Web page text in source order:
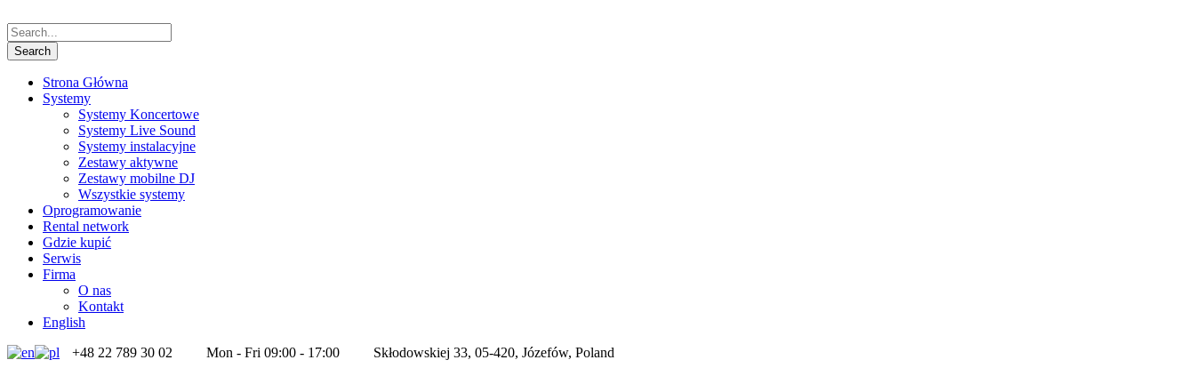
Strona Główna
Systemy
Systemy Koncertowe
Systemy Live Sound
Systemy instalacyjne
Zestawy aktywne
Zestawy mobilne DJ
Wszystkie systemy
Oprogramowanie
Rental network
Gdzie kupić
Serwis
Firma
O nas
Kontakt
English
+48 22 789 30 02
Mon - Fri 09:00 - 17:00 Skłodowskiej 33, 05-420, Józefów, Poland